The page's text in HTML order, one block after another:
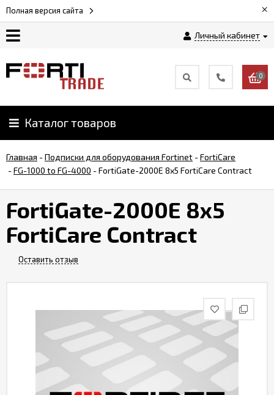
Полная версия сайта ×
Личный кабинет
Как
Доставка
и
оплата
0
Каталог товаров
Главная -Подписки для оборудования Fortinet -FortiCare
-FG-1000 to FG-4000 -FortiGate-2000E 8x5 FortiCare Contract
FortiGate-2000E 8x5
FortiCare Contract
Оставить отзыв